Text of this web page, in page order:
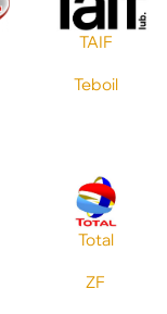
TAIF
Teboil
Total
ZF